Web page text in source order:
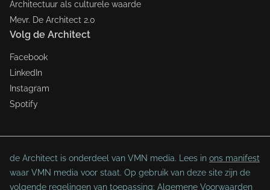
Architectuur als culturele waarde
Mevr. De Architect 2.0
Volg de Architect
Facebook
LinkedIn
Instagram
Spotify
de Architect is onderdeel van VMN media. Lees in ons manifest
waar VMN media voor staat. Op gebruik van deze site zijn de
volgende regelingen van toepassing: Algemene Voorwaarden